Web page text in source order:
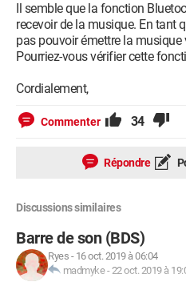
Il semble que la fonction
recevoir de la musique. En tant
pas pouvoir émettre la musique
Pourriez-vous vérifier cette
Cordialement,
Commenter 34
Répondre
Discussions similaires
Barre de son (BDS)
Ryes - 16 oct. 2019 à 06:04
madmyke-22 oct. 2019 à